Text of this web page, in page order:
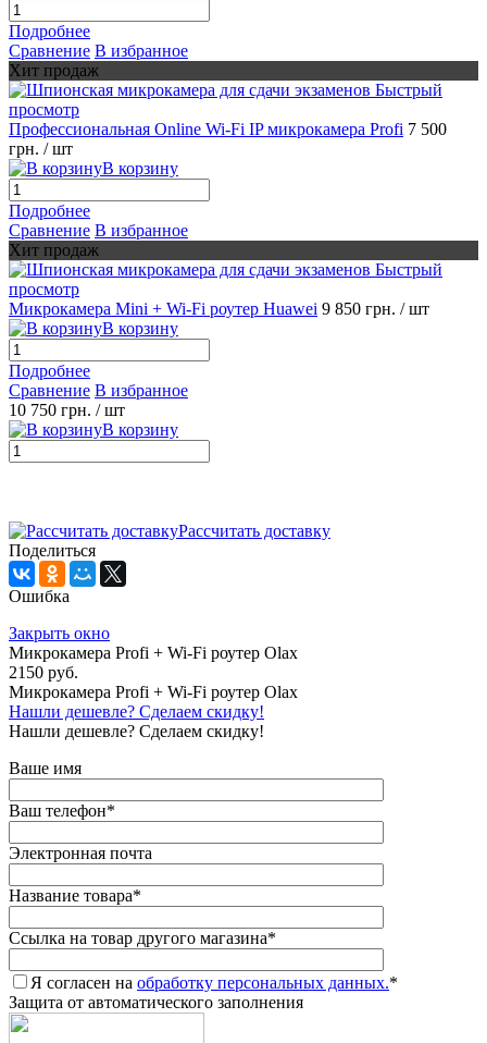
Подробнее
Сравнение В избранное
Хит продаж
Быстрый
просмотр
Профессиональная Online Wi-Fi IP микрокамера Profi 7 500
грн. / шт
В корзину
Подробнее
Сравнение В избранное
Хит продаж
Быстрый
просмотр
Микрокамера Mini + Wi-Fi роутер Huawei 9 850 грн. / шт
В корзину
Подробнее
Сравнение В избранное
10 750 грн. / шт
В корзину
Рассчитать доставку
Поделиться
Ошибка
Закрыть окно
Микрокамера Profi + Wi-Fi роутер Olax
2150 руб.
Микрокамера Profi + Wi-Fi роутер Olax
Нашли дешевле? Сделаем скидку!
Нашли дешевле? Сделаем скидку!
Ваше имя
Ваш телефон*
Электронная почта
Название товара*
Ссылка на товар другого магазина*
Я согласен на обработку персональных данных.*
Защита от автоматического заполнения